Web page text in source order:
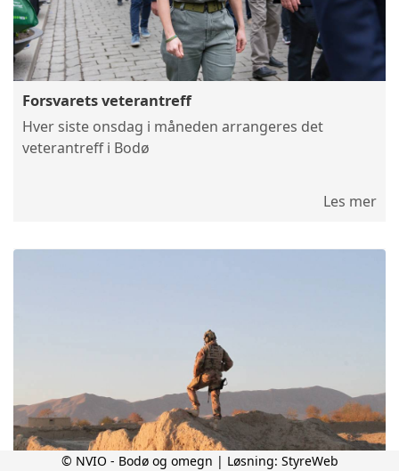
Forsvarets veterantreff
Hver siste onsdag i måneden arrangeres det
veterantreff i Bodø
Les mer
© NVIO - Bodø og omegn | Løsning: StyreWeb